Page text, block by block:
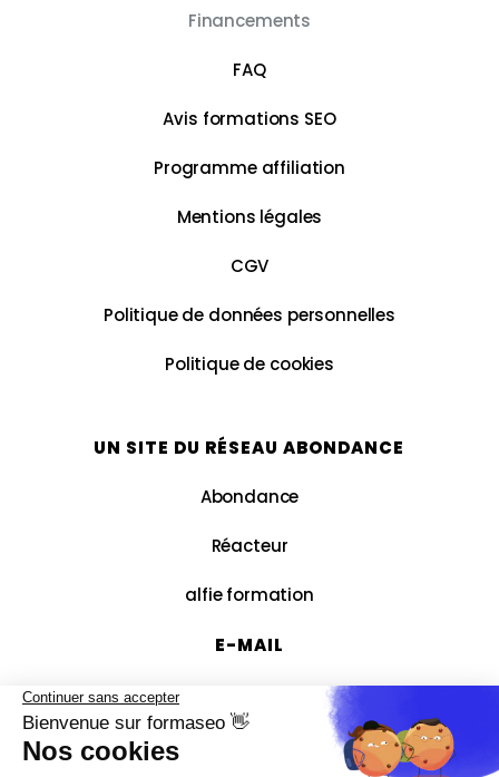
Financements
FAQ
Avis formations SEO
Programme affiliation
Mentions légales
CGV
Politique de données personnelles
Politique de cookies
UN SITE DU RÉSEAU ABONDANCE
Abondance
Réacteur
alfie formation
E-MAIL
contact@formaseo.fr